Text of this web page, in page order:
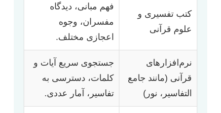
کتب تفسیری و
علوم قرآنی
فهم مبانی، دیدگاه
مفسران، وجوه
اعجازی مختلف.
نرم‌افزارهای
قرآنی (مانند جامع
التفاسیر، نور)
جستجوی سریع آیات و
کلمات، دسترسی به
تفاسیر، آمار عددی.